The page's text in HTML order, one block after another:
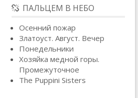
ПАЛЬЦЕМ В НЕБО
Осенний пожар
Златоуст. Август. Вечер
Понедельники
Хозяйка медной горы.
Промежуточное
The Puppini Sisters